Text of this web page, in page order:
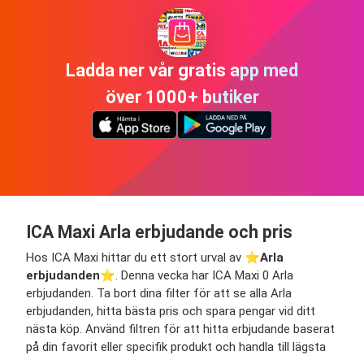
Ladda ner vår gratis app med
över 1000+ butiker
ICA Maxi Arla erbjudande och pris
Hos ICA Maxi hittar du ett stort urval av ⭐️Arla
erbjudanden⭐️. Denna vecka har ICA Maxi 0 Arla
erbjudanden. Ta bort dina filter för att se alla Arla
erbjudanden, hitta bästa pris och spara pengar vid ditt
nästa köp. Använd filtren för att hitta erbjudande baserat
på din favorit eller specifik produkt och handla till lägsta